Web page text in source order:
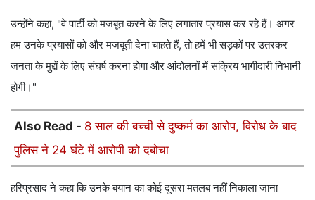
उन्होंने कहा, "वे पार्टी को मजबूत करने के लिए लगातार प्रयास कर रहे हैं। अगर
हम उनके प्रयासों को और मजबूती देना चाहते हैं, तो हमें भी सड़कों पर उतरकर
जनता के मुद्दों के लिए संघर्ष करना होगा और आंदोलनों में सक्रिय भागीदारी निभानी
होगी।"
Also Read - 8 साल की बच्ची से दुष्कर्म का आरोप, विरोध के बाद
पुलिस ने 24 घंटे में आरोपी को दबोचा
हरिप्रसाद ने कहा कि उनके बयान का कोई दूसरा मतलब नहीं निकाला जाना